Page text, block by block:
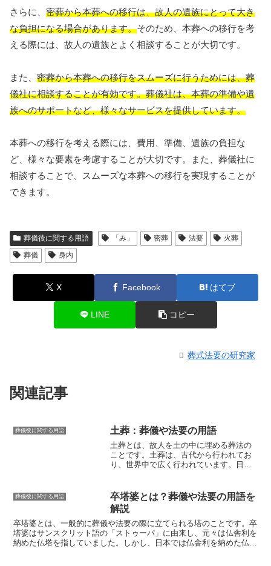
さらに、 密葬から本葬への移行は、故人の遺族にとって大き
な負担になる場合があります。そのため、本葬への移行を考
える際には、故人の遺族とよく相談することが大切です。
また、 密葬から本葬への移行をスムーズに行うためには、葬
儀社に相談することが有効です。葬儀社は、本葬の準備や遺
族へのサポートなど、様々なサービスを提供しています。
本葬への移行を考える際には、費用、準備、遺族の負担な
ど、様々な要素を考慮することが大切です。また、葬儀社に
相談することで、スムーズな本葬への移行を実現することが
できます。
葬儀後に関する用語 「み」 密葬 法要
火葬
葬儀
身内
X Facebook はてブ
LINE コピー
葬式法要の研究家
関連記事
葬儀後に関する用語 土葬：葬儀や法要の用語
土葬とは、故人を土の中に埋める葬法の
ことです。土葬は、古代から行われてお
り、世界中で広く行われています。日本
土葬はほとんど行われていません。土葬
には、いくつかの利点があります。ま
ず、土葬は、自然な葬法であり、故人の
遺体を土に還すことができます。また、
土葬は、火葬よりも費用が安く、簡単に
執り行うことができます。さらに、土葬
葬儀後に関する用語
卒塔婆とは？葬儀や法要の用語を
解説
卒塔婆とは、一般的に葬儀や法要の際に立てられる塔のことです。卒
塔婆はサンスクリット語の「ストゥーパ」に由来し、元々は仏舎利を
納めた仏塔を指していました。しかし、日本では仏舎利を納めた仏塔